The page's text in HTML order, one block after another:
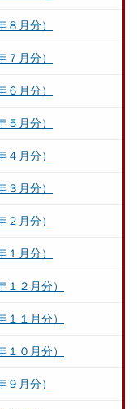
月分）
月分）
月分）
月分）
月分）
月分）
月分）
月分）
２月分）
１月分）
０月分）
月分）